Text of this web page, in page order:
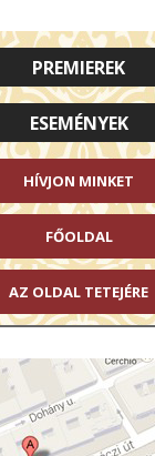
PREMIEREK
ESEMÉNYEK
HÍVJON MINKET
FŐOLDAL
AZ OLDAL TETEJÉRE